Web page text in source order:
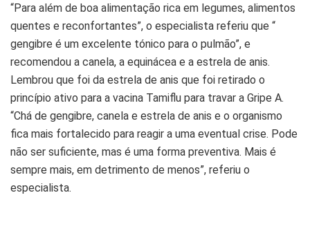
“Para além de boa alimentação rica em legumes, alimentos
quentes e reconfortantes”, o especialista referiu que “
gengibre é um excelente tónico para o pulmão”, e
recomendou a canela, a equinácea e a estrela de anis.
Lembrou que foi da estrela de anis que foi retirado o
princípio ativo para a vacina Tamiflu para travar a Gripe A.
“Chá de gengibre, canela e estrela de anis e o organismo
fica mais fortalecido para reagir a uma eventual crise. Pode
não ser suficiente, mas é uma forma preventiva. Mais é
sempre mais, em detrimento de menos”, referiu o
especialista.